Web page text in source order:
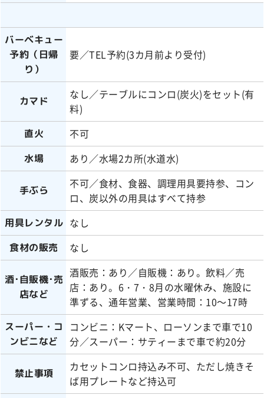
バーベキュー
予約（日帰
り）
要／TEL予約(3カ月前より受付)
カマド
なし／テーブルにコンロ(炭火)をセット(有
料)
直火 不可
水場 あり／水場2カ所(水道水)
手ぶら
不可／食材、食器、調理用具要持参、コン
ロ、炭以外の用具はすべて持参
用具レンタル なし
食材の販売 なし
酒･自販機･売
店など
酒販売：あり／自販機：あり。飲料／売
店：あり。6・7・8月の水曜休み、施設に
準ずる、通年営業、営業時間：10～17時
スーパー・コ
ンビニなど
コンビニ：Kマート、ローソンまで車で10
分／スーパー：サティーまで車で約20分
禁止事項
カセットコンロ持込み不可、ただし焼きそ
ば用プレートなど持込可